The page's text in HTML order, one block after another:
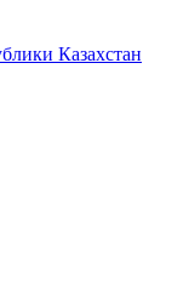
Казахстан